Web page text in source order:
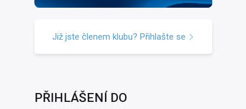
Již jste členem klubu? Přihlašte se
PŘIHLÁŠENÍ DO